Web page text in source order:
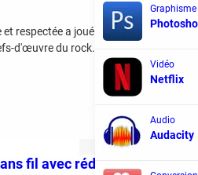
respectée a joué de la basse sur des
d'œuvre du rock. Pourtant, son nom
fil avec réduction de bruit à
Graphisme
Vidéo
Netflix
Audio
Audacity